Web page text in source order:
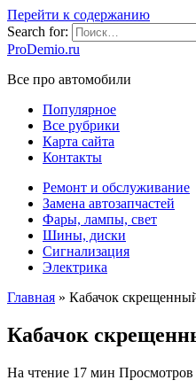
Перейти к содержанию
Search for:
ProDemio.ru
Все про автомобили
Популярное
Все рубрики
Карта сайта
Контакты
Ремонт и обслуживание
Замена автозапчастей
Фары, лампы, свет
Шины, диски
Сигнализация
Электрика
Главная » Кабачок
Кабачок
На чтение 17 мин Просмотров